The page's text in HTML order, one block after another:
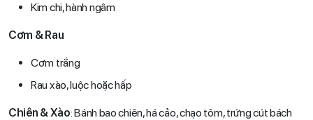
Kim chi, hành ngâm
Cơm & Rau
Cơm trắng
Rau xào, luộc hoặc hấp
Chiên & Xào: Bánh bao chiên, há cảo, chạo tôm, trứng cút bách